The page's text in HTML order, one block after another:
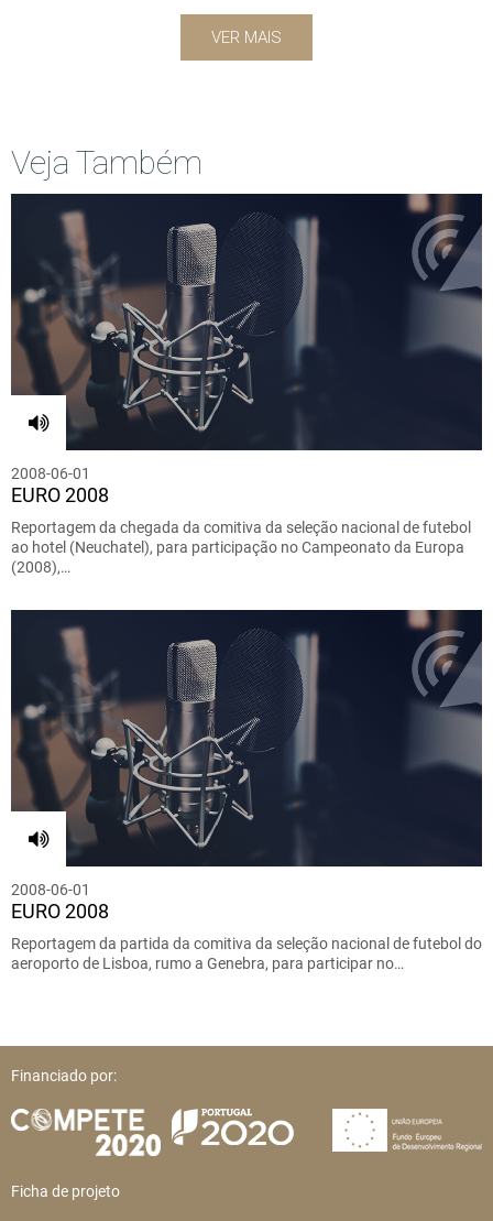
VER MAIS
Veja Também
2008-06-01
EURO 2008
Reportagem da chegada da comitiva da seleção nacional de futebol
ao hotel (Neuchatel), para participação no Campeonato da Europa
(2008),…
2008-06-01
EURO 2008
Reportagem da partida da comitiva da seleção nacional de futebol do
aeroporto de Lisboa, rumo a Genebra, para participar no…
Financiado por:
Ficha de projeto